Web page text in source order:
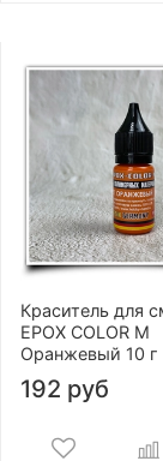
Краситель для
EPOX COLOR M
Оранжевый 10 г
192 руб